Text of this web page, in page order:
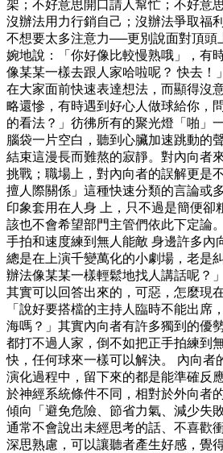
架；不好意思開口請人幫忙；不好意
沒辦法用力行銷自己；沒辦法爭取福
不想要太多注意力──更別說面對頂頭
婉地說：「你好像比較慢熟哦」，有
像某某一樣去跟人家哈啦呢？ 快去！
在大家面前快速表達想法，而顯得沒
略還慘，有時遇到好心人做球給你，
的看法？」彷彿所有的聚光燈「啪」
腦袋一片空白，聽到心臟加速跳動的
結束這漫長而難熬的寂靜。對內向者
挑戰；職場上，對內向者的誤解更是
擅人際關係」這種快速分類的言論或
印象套用在人身 上，只不過是簡便卻
該也不會希望部門主管們依此下定論
手拍和速度練到無人能敵 身邊許多內
總是在上演千變萬化的小劇場，老是
辦法像某某一樣輕鬆地找人講話呢？
其實可以回答出來的，可惡，怎麼現
「說好要搭檔的主持人臨時不能出席
海嗎？」其實內向者有許多獨到的優
都打不過人家，倒不如把正手拍練到
快，任何球來一樣可以解決。 內向者
演化過程中，留下來的都是能準確反
於神經系統條件不同，相對於外向者
傾向「避免危險、節省力氣、減少失
通常不會說出未經思考的話、不喜歡
深思熟慮，可以讓聽者產生好感，覺